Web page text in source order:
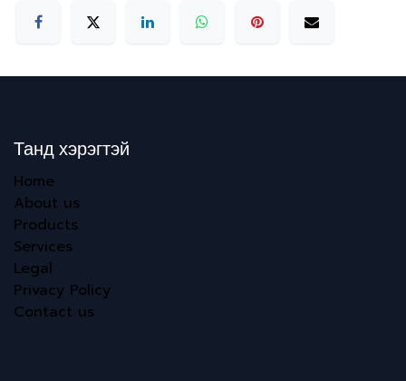
Танд хэрэгтэй
Home
About us
Products
Services
Legal
Privacy Policy
Contact us